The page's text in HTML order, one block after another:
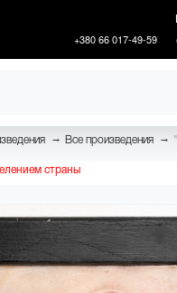
+380 66 017-49-59
→ Все произведения →
страны